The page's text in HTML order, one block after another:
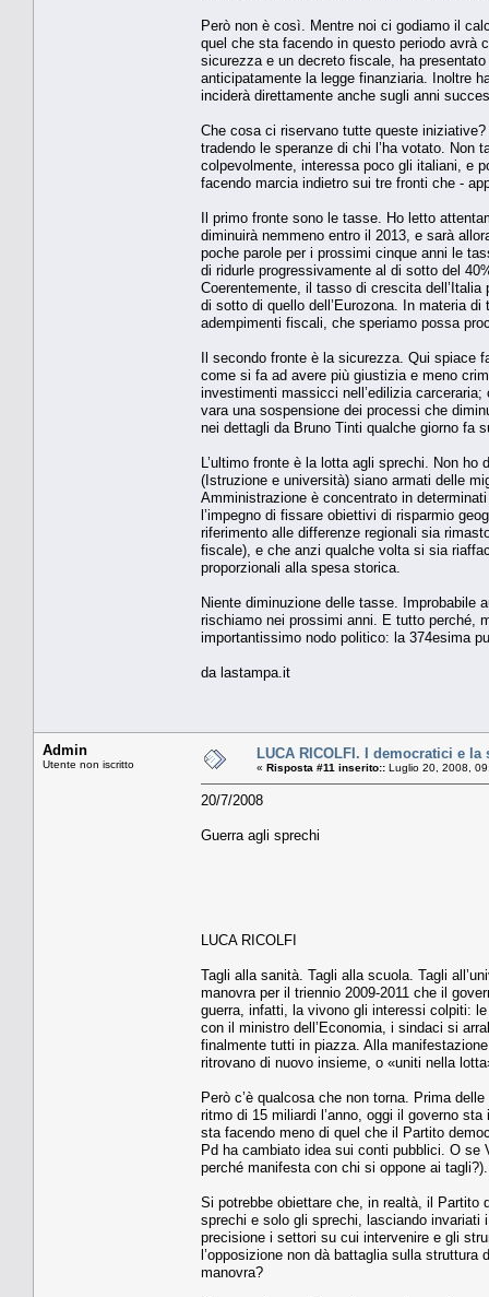
Però non è così. Mentre noi ci godiamo il
quel che sta facendo in questo periodo avrà
sicurezza e un decreto fiscale, ha
anticipatamente la legge finanziaria. Inoltre
inciderà direttamente anche sugli anni
Che cosa ci riservano tutte queste
tradendo le speranze di chi l’ha votato. Non
colpevolmente, interessa poco gli italiani, e
facendo marcia indietro sui tre fronti che -
Il primo fronte sono le tasse. Ho letto
diminuirà nemmeno entro il 2013, e sarà
poche parole per i prossimi cinque anni le
di ridurle progressivamente al di sotto del
Coerentemente, il tasso di crescita
di sotto di quello dell’Eurozona. In materia
adempimenti fiscali, che speriamo possa
Il secondo fronte è la sicurezza. Qui spiace
come si fa ad avere più giustizia e meno
investimenti massicci nell’edilizia
vara una sospensione dei processi che
nei dettagli da Bruno Tinti qualche giorno fa
L’ultimo fronte è la lotta agli sprechi. Non
(Istruzione e università) siano armati delle
Amministrazione è concentrato in
l’impegno di fissare obiettivi di risparmio
riferimento alle differenze regionali sia
fiscale), e che anzi qualche volta si sia
proporzionali alla spesa storica.
Niente diminuzione delle tasse. Improbabile
rischiamo nei prossimi anni. E tutto perché,
importantissimo nodo politico: la 374esima
da lastampa.it
Admin
Utente non iscritto
LUCA RICOLFI. I democratici e
« Risposta #11 inserito:: Luglio 20, 2008,
20/7/2008
Guerra agli sprechi
LUCA RICOLFI
Tagli alla sanità. Tagli alla scuola. Tagli
manovra per il triennio 2009-2011 che il
guerra, infatti, la vivono gli interessi colpiti:
con il ministro dell’Economia, i sindaci si
finalmente tutti in piazza. Alla
ritrovano di nuovo insieme, o «uniti nella
Però c’è qualcosa che non torna. Prima
ritmo di 15 miliardi l’anno, oggi il governo
sta facendo meno di quel che il Partito
Pd ha cambiato idea sui conti pubblici. O se
perché manifesta con chi si oppone ai tagli?).
Si potrebbe obiettare che, in realtà, il Partito
sprechi e solo gli sprechi, lasciando
precisione i settori su cui intervenire e gli
l’opposizione non dà battaglia sulla
manovra?